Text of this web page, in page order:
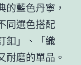
藍色丹寧，
同選色搭配
釦」、「織
耐磨的單品。